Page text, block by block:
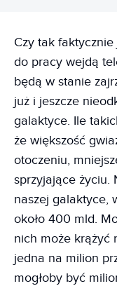
Czy tak
do pracy wejdą
będą w stanie
już i jeszcze
galaktyce. Ile
że większość
otoczeniu,
sprzyjające życiu.
naszej galaktyce,
około 400 mld.
nich może krążyć
jedna na milion
mogłoby być